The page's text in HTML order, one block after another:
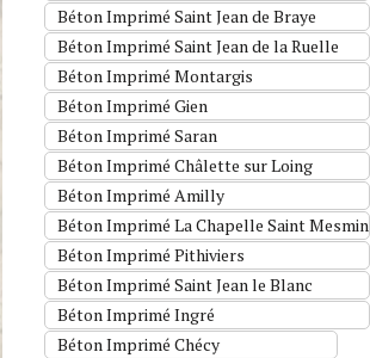
Béton Imprimé Saint Jean de Braye
Béton Imprimé Saint Jean de la Ruelle
Béton Imprimé Montargis
Béton Imprimé Gien
Béton Imprimé Saran
Béton Imprimé Châlette sur Loing
Béton Imprimé Amilly
Béton Imprimé La Chapelle Saint Mesmin
Béton Imprimé Pithiviers
Béton Imprimé Saint Jean le Blanc
Béton Imprimé Ingré
Béton Imprimé Chécy